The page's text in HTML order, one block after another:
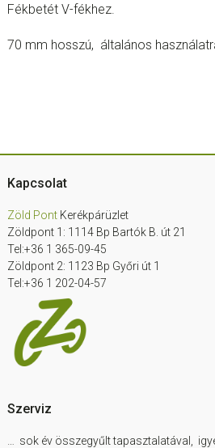
Fékbetét V-fékhez.
70 mm hosszú, általános
Footer
Kapcsolat
Zöld PontKerékpárüzlet
Zöldpont 1: 1114 Bp Bartók B. út 21
Tel:+36 1 365-09-45
Zöldpont 2: 1123 Bp Győri út 1
Tel:+36 1 202-04-57
Szerviz
… sok év összegyűlt tapasztalatával,